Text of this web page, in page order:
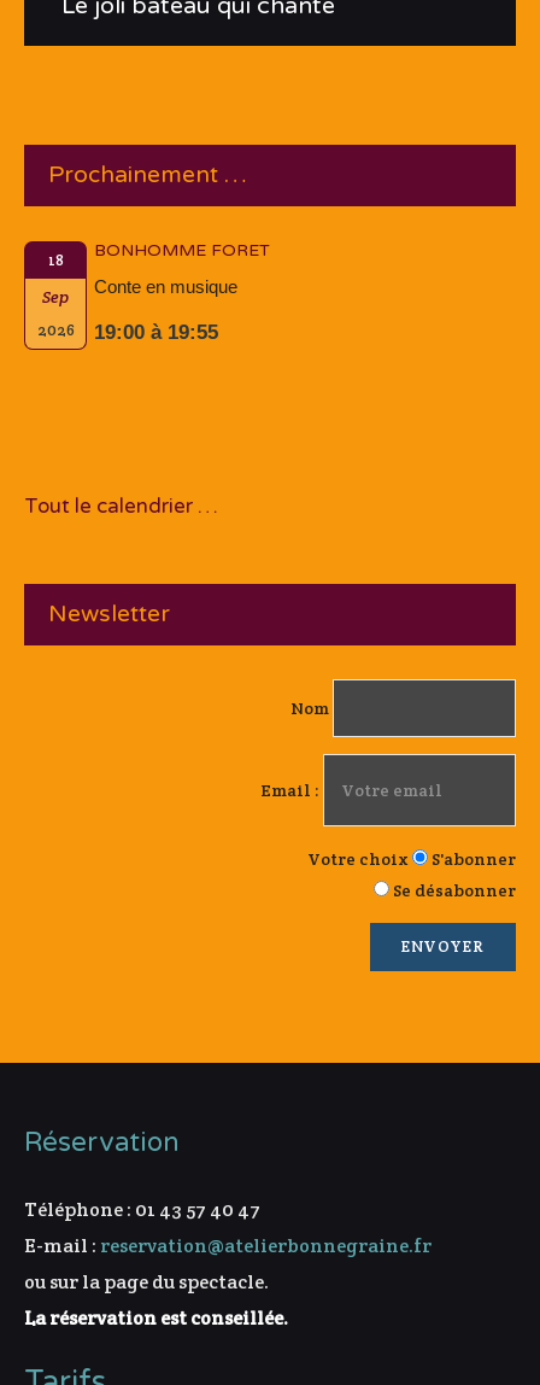
Prochainement …
18
Sep
2026
BONHOMME FORET
Conte en musique
19:00 à 19:55
Tout le calendrier …
Newsletter
Nom
Email :
Votre choix
S'abonner
Se désabonner
Réservation
Téléphone : 01 43 57 40 47
E-mail : reservation@atelierbonnegraine.fr
ou sur la page du spectacle.
La réservation est conseillée.